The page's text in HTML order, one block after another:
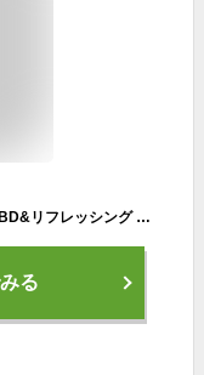
8 THE THALASSO u エイト ザ タラソ ユー CBD&リフレッシング クレンズ 美容液シャンプー 美容液 さらさら クレンジング 地肌保水 ヒートプロテクト 475mL [単品]
る